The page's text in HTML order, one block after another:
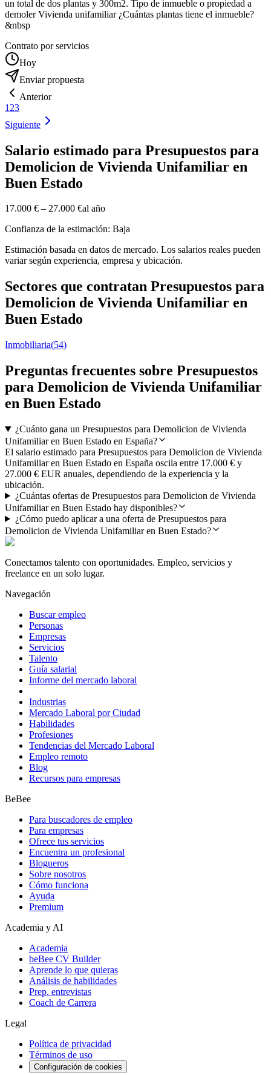
un total de dos plantas y 300m2. Tipo de inmueble o propiedad a
demoler Vivienda unifamiliar ¿Cuántas plantas tiene el inmueble?
&nbsp
Contrato por servicios
Hoy
Enviar propuesta
Anterior
1 23
Siguiente
Salario estimado para Presupuestos para
Demolicion de Vivienda Unifamiliar en
Buen Estado
17.000 € – 27.000 €al año
Confianza de la estimación: Baja
Estimación basada en datos de mercado. Los salarios reales pueden
variar según experiencia, empresa y ubicación.
Sectores que contratan Presupuestos para
Demolicion de Vivienda Unifamiliar en
Buen Estado
Inmobiliaria(54)
Preguntas frecuentes sobre Presupuestos
para Demolicion de Vivienda Unifamiliar
en Buen Estado
¿Cuánto gana un Presupuestos para Demolicion de Vivienda
Unifamiliar en Buen Estado en España?
El salario estimado para Presupuestos para Demolicion de Vivienda
Unifamiliar en Buen Estado en España oscila entre 17.000 € y
27.000 € EUR anuales, dependiendo de la experiencia y la
ubicación.
¿Cuántas ofertas de Presupuestos para Demolicion de Vivienda
Unifamiliar en Buen Estado hay disponibles?
¿Cómo puedo aplicar a una oferta de Presupuestos para
Demolicion de Vivienda Unifamiliar en Buen Estado?
Conectamos talento con oportunidades. Empleo, servicios y
freelance en un solo lugar.
Navegación
Buscar empleo
Personas
Empresas
Servicios
Talento
Guía salarial
Informe del mercado laboral
Industrias
Mercado Laboral por Ciudad
Habilidades
Profesiones
Tendencias del Mercado Laboral
Empleo remoto
Blog
Recursos para empresas
BeBee
Para buscadores de empleo
Para empresas
Ofrece tus servicios
Encuentra un profesional
Blogueros
Sobre nosotros
Cómo funciona
Ayuda
Premium
Academia y AI
Academia
beBee CV Builder
Aprende lo que quieras
Análisis de habilidades
Prep. entrevistas
Coach de Carrera
Legal
Política de privacidad
Términos de uso
Configuración de cookies